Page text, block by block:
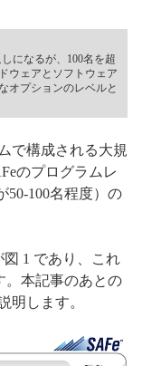
になるが、100名を超
ウェアとソフトウェア
オプションのレベルと
で構成される大規
のプログラムレ
50-100名程度）の
1 であり、これ
。本記事のあとの
明します。